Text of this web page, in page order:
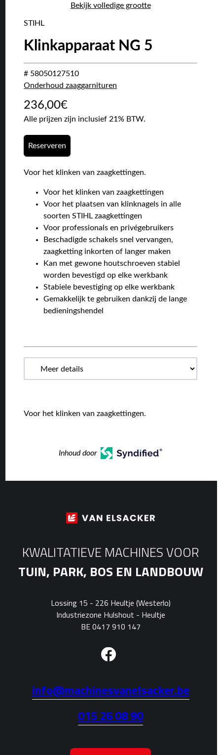
Bekijk volledige grootte
STIHL
Klinkapparaat NG 5
# 58050127510
Onderhoud zaaggarnituren
236,00€
Alle prijzen zijn inclusief 21% BTW.
Reserveren
Voor het klinken van zaagkettingen.
Voor het klinken van zaagkettingen
Voor het plaatsen van klinknagels in alle
soorten STIHL zaagkettingen
Voor professionals en privégebruikers
Beschadigde schakels snel vervangen,
zaagketting inkorten of langer maken
Kan met gewone houtschroeven stabiel
worden bevestigd op elke werkbank
Stabiele bevestiging op elke werkbank
Gemakkelijk te gebruiken dankzij de lange
bedieningshendel
Voor het klinken van zaagkettingen.
Inhoud door
KWALITATIEVE MACHINES VOOR
TUIN, PARK, BOS EN LANDBOUW
Lossing 15 - 226 Heultje (Westerlo)
Industriezone Hulshout - Heultje
BE 0417 910 147
info@machinesvanelsacker.be
015 26 08 90